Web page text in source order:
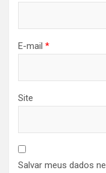
E-mail *
Site
Salvar meus dados